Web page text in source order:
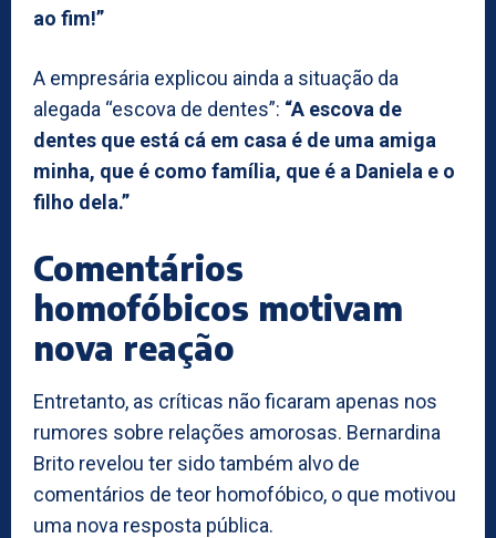
ao fim!”
A empresária explicou ainda a situação da
alegada “escova de dentes”: “A escova de
dentes que está cá em casa é de uma amiga
minha, que é como família, que é a Daniela e o
filho dela.”
Comentários
homofóbicos motivam
nova reação
Entretanto, as críticas não ficaram apenas nos
rumores sobre relações amorosas. Bernardina
Brito revelou ter sido também alvo de
comentários de teor homofóbico, o que motivou
uma nova resposta pública.